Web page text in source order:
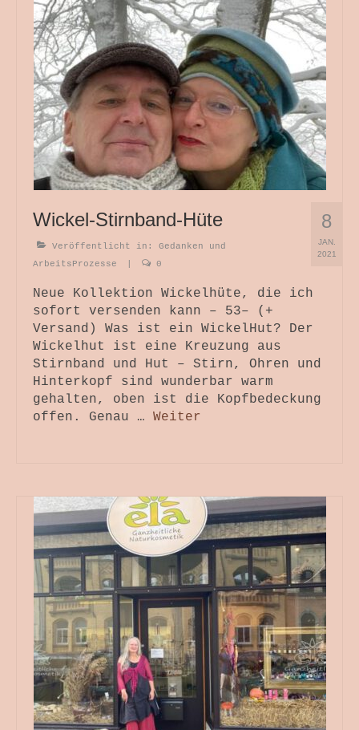
Objekt und Raum
Bild und Fotografie
Antependium
Werkstattverkauf
Wir Drei
Wickelhüte
Kurse + Termine
Die Zeit Atmet – SoulPage
8
JAN.
2021
Wickel-Stirnband-Hüte
Veröffentlicht in: Gedanken und
ArbeitsProzesse
0
Neue Kollektion Wickelhüte, die ich
sofort versenden kann – 53– (+
Versand) Was ist ein WickelHut? Der
Wickelhut ist eine Kreuzung aus
Stirnband und Hut – Stirn, Ohren und
Hinterkopf sind wunderbar warm
gehalten, oben ist die Kopfbedeckung
offen. Genau … Weiter